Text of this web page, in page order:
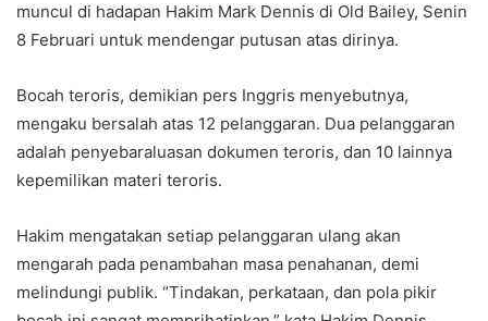
muncul di hadapan Hakim Mark Dennis di Old Bailey, Senin
8 Februari untuk mendengar putusan atas dirinya.
Bocah teroris, demikian pers Inggris menyebutnya,
mengaku bersalah atas 12 pelanggaran. Dua pelanggaran
adalah penyebaraluasan dokumen teroris, dan 10 lainnya
kepemilikan materi teroris.
Hakim mengatakan setiap pelanggaran ulang akan
mengarah pada penambahan masa penahanan, demi
melindungi publik. “Tindakan, perkataan, dan pola pikir